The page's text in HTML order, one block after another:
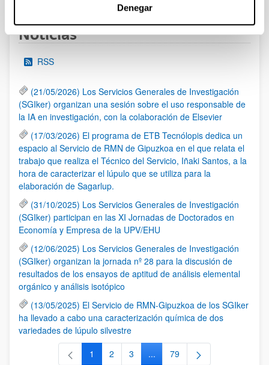
Denegar
Noticias
RSS
(21/05/2026) Los Servicios Generales de Investigación
(SGIker) organizan una sesión sobre el uso responsable de
la IA en investigación, con la colaboración de Elsevier
(17/03/2026) El programa de ETB Tecnólopis dedica un
espacio al Servicio de RMN de Gipuzkoa en el que relata el
trabajo que realiza el Técnico del Servicio, Iñaki Santos, a la
hora de caracterizar el lúpulo que se utiliza para la
elaboración de Sagarlup.
(31/10/2025) Los Servicios Generales de Investigación
(SGIker) participan en las XI Jornadas de Doctorados en
Economía y Empresa de la UPV/EHU
(12/06/2025) Los Servicios Generales de Investigación
(SGIker) organizan la jornada nº 28 para la discusión de
resultados de los ensayos de aptitud de análisis elemental
orgánico y análisis isotópico
(13/05/2025) El Servicio de RMN-Gipuzkoa de los SGIker
ha llevado a cabo una caracterización química de dos
variedades de lúpulo silvestre
Página
1 Página
2 Página
3 ...Páginas intermedias Use TAB
Página
79